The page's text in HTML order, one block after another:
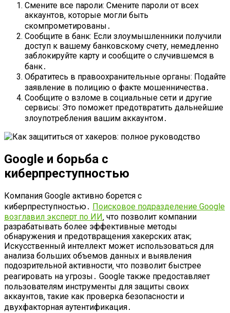
Смените все пароли: Смените пароли от всех
аккаунтов‚ которые могли быть
скомпрометированы․
Сообщите в банк: Если злоумышленники получили
доступ к вашему банковскому счету‚ немедленно
заблокируйте карту и сообщите о случившемся в
банк․
Обратитесь в правоохранительные органы: Подайте
заявление в полицию о факте мошенничества․
Сообщите о взломе в социальные сети и другие
сервисы: Это поможет предотвратить дальнейшие
злоупотребления вашим аккаунтом․
Google и борьба с
киберпреступностью
Компания Google активно борется с
киберпреступностью․ Поисковое подразделение Google
возглавил эксперт по ИИ‚ что позволит компании
разрабатывать более эффективные методы
обнаружения и предотвращения хакерских атак;
Искусственный интеллект может использоваться для
анализа больших объемов данных и выявления
подозрительной активности‚ что позволит быстрее
реагировать на угрозы․ Google также предоставляет
пользователям инструменты для защиты своих
аккаунтов‚ такие как проверка безопасности и
двухфакторная аутентификация․